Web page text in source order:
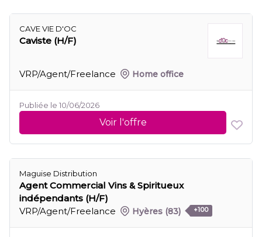
CAVE VIE D'OC
Caviste (H/F)
VRP/Agent/Freelance Home office
Publiée le 10/06/2026
Voir l'offre
Maguise Distribution
Agent Commercial Vins & Spiritueux
indépendants (H/F)
VRP/Agent/Freelance
Hyères (83) +100